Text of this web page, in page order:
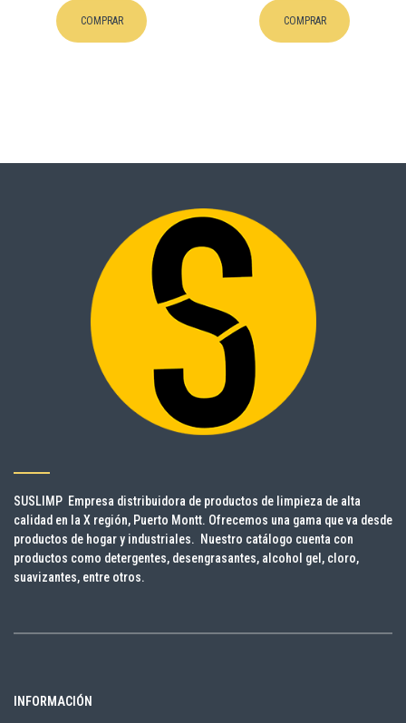
COMPRAR COMPRAR
SUSLIMP Empresa distribuidora de productos de limpieza de alta
calidad en la X región, Puerto Montt. Ofrecemos una gama que va desde
productos de hogar y industriales. Nuestro catálogo cuenta con
productos como detergentes, desengrasantes, alcohol gel, cloro,
suavizantes, entre otros.
INFORMACIÓN